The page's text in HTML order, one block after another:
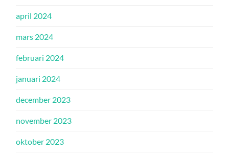
april 2024
mars 2024
februari 2024
januari 2024
december 2023
november 2023
oktober 2023